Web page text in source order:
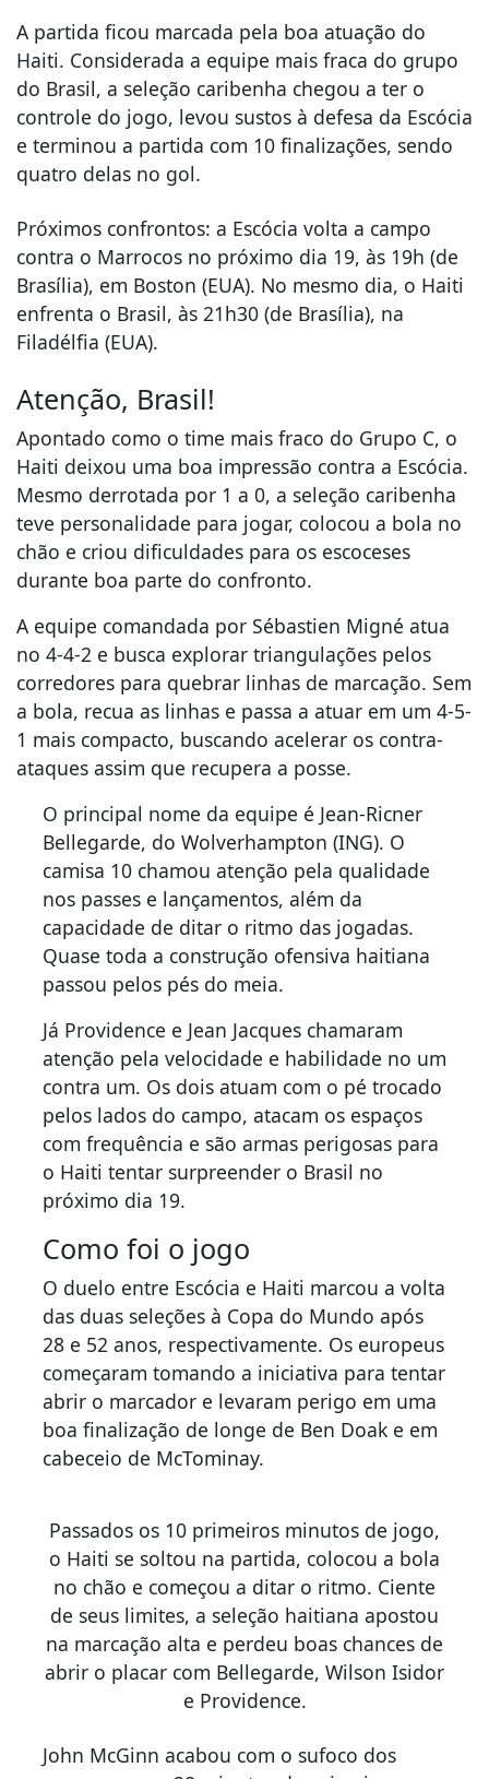
A partida ficou marcada pela boa atuação do
Haiti. Considerada a equipe mais fraca do grupo
do Brasil, a seleção caribenha chegou a ter o
controle do jogo, levou sustos à defesa da Escócia
e terminou a partida com 10 finalizações, sendo
quatro delas no gol.
Próximos confrontos: a Escócia volta a campo
contra o Marrocos no próximo dia 19, às 19h (de
Brasília), em Boston (EUA). No mesmo dia, o Haiti
enfrenta o Brasil, às 21h30 (de Brasília), na
Filadélfia (EUA).
Atenção, Brasil!
Apontado como o time mais fraco do Grupo C, o
Haiti deixou uma boa impressão contra a Escócia.
Mesmo derrotada por 1 a 0, a seleção caribenha
teve personalidade para jogar, colocou a bola no
chão e criou dificuldades para os escoceses
durante boa parte do confronto.
A equipe comandada por Sébastien Migné atua
no 4-4-2 e busca explorar triangulações pelos
corredores para quebrar linhas de marcação. Sem
a bola, recua as linhas e passa a atuar em um 4-5-
1 mais compacto, buscando acelerar os contra-
ataques assim que recupera a posse.
O principal nome da equipe é Jean-Ricner
Bellegarde, do Wolverhampton (ING). O
camisa 10 chamou atenção pela qualidade
nos passes e lançamentos, além da
capacidade de ditar o ritmo das jogadas.
Quase toda a construção ofensiva haitiana
passou pelos pés do meia.
Já Providence e Jean Jacques chamaram
atenção pela velocidade e habilidade no um
contra um. Os dois atuam com o pé trocado
pelos lados do campo, atacam os espaços
com frequência e são armas perigosas para
o Haiti tentar surpreender o Brasil no
próximo dia 19.
Como foi o jogo
O duelo entre Escócia e Haiti marcou a volta
das duas seleções à Copa do Mundo após
28 e 52 anos, respectivamente. Os europeus
começaram tomando a iniciativa para tentar
abrir o marcador e levaram perigo em uma
boa finalização de longe de Ben Doak e em
cabeceio de McTominay.
Passados os 10 primeiros minutos de jogo,
o Haiti se soltou na partida, colocou a bola
no chão e começou a ditar o ritmo. Ciente
de seus limites, a seleção haitiana apostou
na marcação alta e perdeu boas chances de
abrir o placar com Bellegarde, Wilson Isidor
e Providence.
John McGinn acabou com o sufoco dos